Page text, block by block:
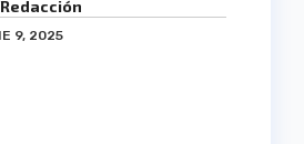
Redacción
9, 2025